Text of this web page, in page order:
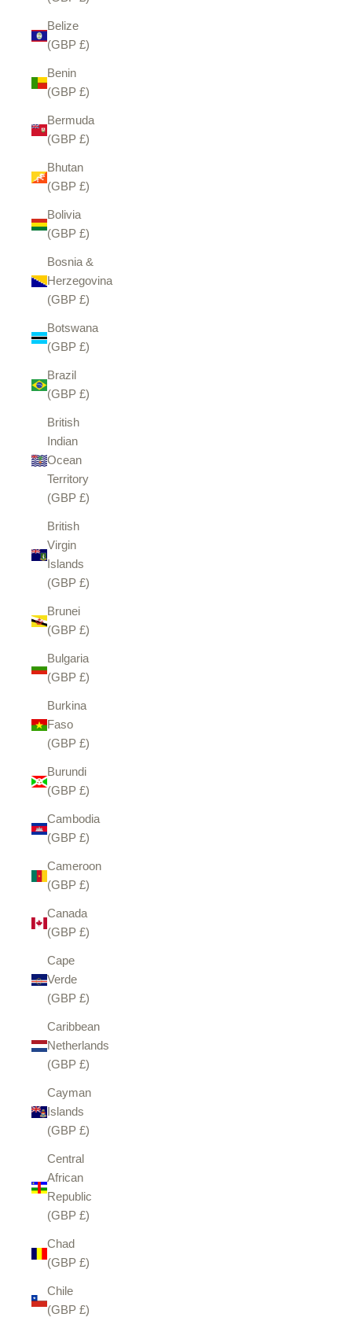
Belize
(GBP £)
Benin
(GBP £)
Bermuda
(GBP £)
Bhutan
(GBP £)
Bolivia
(GBP £)
Bosnia &
Herzegovina
(GBP £)
Botswana
(GBP £)
Brazil
(GBP £)
British
Indian
Ocean
Territory
(GBP £)
British
Virgin
Islands
(GBP £)
Brunei
(GBP £)
Bulgaria
(GBP £)
Burkina
Faso
(GBP £)
Burundi
(GBP £)
Cambodia
(GBP £)
Cameroon
(GBP £)
Canada
(GBP £)
Cape
Verde
(GBP £)
Caribbean
Netherlands
(GBP £)
Cayman
Islands
(GBP £)
Central
African
Republic
(GBP £)
Chad
(GBP £)
Chile
(GBP £)